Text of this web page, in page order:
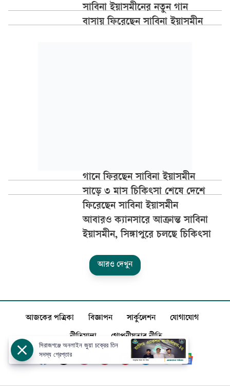
সাবিনা ইয়াসমীনের নতুন গান
বাসায় ফিরেছেন সাবিনা ইয়াসমীন
গানে ফিরছেন সাবিনা ইয়াসমীন
সাড়ে ৩ মাস চিকিৎসা শেষে দেশে
ফিরেছেন সাবিনা ইয়াসমীন
আবারও ক্যানসারে আক্রান্ত সাবিনা
ইয়াসমীন, সিঙ্গাপুরে চলছে চিকিৎসা
আরও দেখুন
আজকের পত্রিকা বিজ্ঞাপন সার্কুলেশন যোগাযোগ
নীতিমালা গোপনীয়তার নীতি
সিরাজগঞ্জে অনলাইন জুয়া চক্রের তিন
সদস্য গ্রেপ্তার